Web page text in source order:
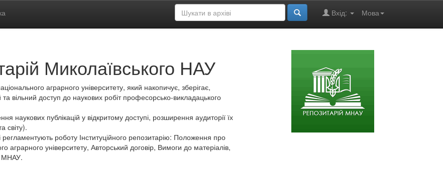
Мова
Вхід:
Миколаївського НАУ
аграрного університету, який накопичує, зберігає,
вільний доступ до наукових робіт професорсько-викладацького
наукових публікацій у відкритому доступі, розширення аудиторії їх
світу).
роботу Інституційного репозитарію: Положення про
аграрного університету, Авторський договір, Вимоги до матеріалів,
МНАУ.